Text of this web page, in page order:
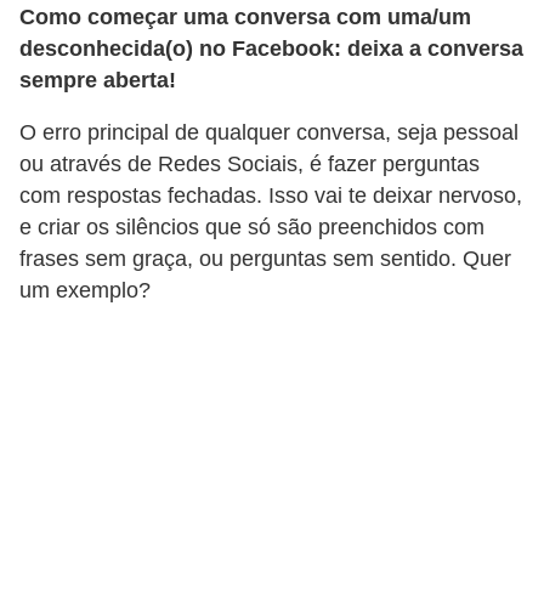
Como começar uma conversa com uma/um
desconhecida(o) no Facebook: deixa a conversa
sempre aberta!
O erro principal de qualquer conversa, seja pessoal
ou através de Redes Sociais, é fazer perguntas
com respostas fechadas. Isso vai te deixar nervoso,
e criar os silêncios que só são preenchidos com
frases sem graça, ou perguntas sem sentido. Quer
um exemplo?
e
i
r
o
G
e
a